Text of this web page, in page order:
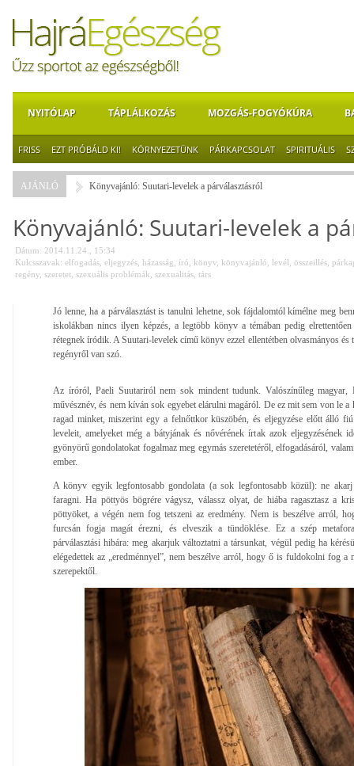
NYITÓLAP TÁPLÁLKOZÁS MOZGÁS-FOGYÓKÚRA
FRISS EZT PRÓBÁLD KI! KÖRNYEZETÜNK PÁRKAPCSOLAT SPIRITUÁLIS
AJÁNLÓ Könyvajánló: Suutari-levelek a párválasztásról
Könyvajánló: Suutari-levelek a
Dátum: 2014.11.24., 15:34
Kulcsszavak: elfogadás eljegyzés házasság író könyv könyvajánló levél összeillés
regény szeretet szexuális problémák szexualitás társ
Jó lenne, ha a párválasztást is tanulni lehetne, sok fájdalomtól kímélne meg
iskolákban nincs ilyen képzés, a legtöbb könyv a témában pedig
rétegnek íródik. A Suutari-levelek című könyv ezzel ellentétben olvasmányos
regényről van szó.
Az íróról, Paeli Suutariról nem sok mindent tudunk. Valószínűleg magyar,
művésznév, és nem kíván sok egyebet elárulni magáról. De ez mit sem von le
ragad minket, miszerint egy a felnőttkor küszöbén, és eljegyzése előtt álló
leveleit, amelyeket még a bátyjának és nővérének írtak azok eljegyzésének
gyönyörű gondolatokat fogalmaz meg egymás szeretetéről, elfogadásáról,
ember.
A könyv egyik legfontosabb gondolata (a sok legfontosabb közül): ne
faragni. Ha pöttyös bögrére vágysz, válassz olyat, de hiába ragasztasz a
pöttyöket, a végén nem fog tetszeni az eredmény. Nem is beszélve arról,
furcsán fogja magát érezni, és elveszik a tündöklése. Ez a szép
párválasztási hibára: meg akarjuk változtatni a társunkat, végül pedig ha
elégedettek az „eredménnyel”, nem beszélve arról, hogy ő is fuldokolni fog a
szerepektől.